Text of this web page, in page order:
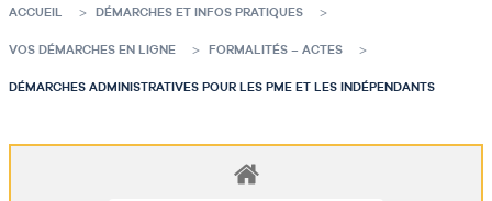
ACCUEIL DÉMARCHES ET INFOS PRATIQUES
VOS DÉMARCHES EN LIGNE FORMALITÉS – ACTES
DÉMARCHES ADMINISTRATIVES POUR LES PME ET LES INDÉPENDANTS